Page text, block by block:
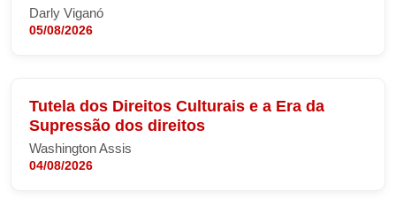
Darly Viganó
05/08/2026
Tutela dos Direitos Culturais e a Era da
Supressão dos direitos
Washington Assis
04/08/2026